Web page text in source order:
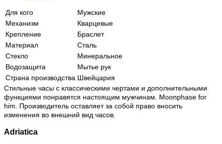
Для кого
Мужские
Механизм
Кварцевые
Крепление
Браслет
Материал
Сталь
Стекло
Минеральное
Водозащита
Мытье рук
Страна производства Швейцария
Стильные часы с классическими чертами и дополнительными
функциями понравятся настоящим мужчинам. Moonphase for
him. Производитель оставляет за собой право вносить
изменения во внешний вид часов.
Adriatica